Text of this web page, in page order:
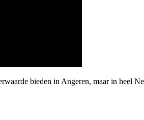
bieden in Angeren, maar in heel